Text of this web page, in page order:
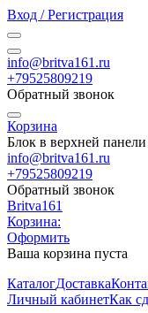
Вход / Регистрация
info@britva161.ru
+79525809219
Обратный звонок
Корзина
Блок в верхней панели
info@britva161.ru
+79525809219
Обратный звонок
Britva161
Корзина:
Оформить
Ваша корзина пуста
КаталогДоставка
Личный кабинетКак